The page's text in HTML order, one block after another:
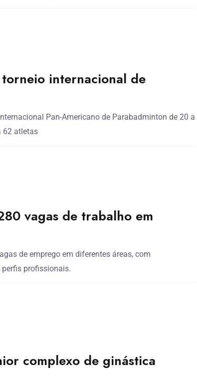
internacional de
Pan-Americano de Parabadminton de 20 a
62 atletas
vagas de trabalho em
de emprego em diferentes áreas, com
profissionais.
complexo de ginástica